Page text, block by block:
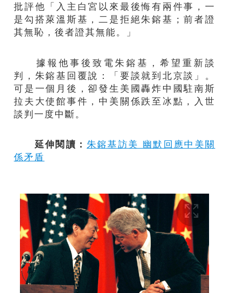
批評他「入主白宮以來最後悔有兩件事，一
是勾搭萊溫斯基，二是拒絕朱鎔基；前者證
其無恥，後者證其無能。」
據報他事後致電朱鎔基，希望重新談
判，朱鎔基回覆說：「要談就到北京談」。
可是一個月後，卻發生美國轟炸中國駐南斯
拉夫大使館事件，中美關係跌至冰點，入世
談判一度中斷。
延伸閱讀： 朱鎔基訪美 幽默回應中美關
係矛盾